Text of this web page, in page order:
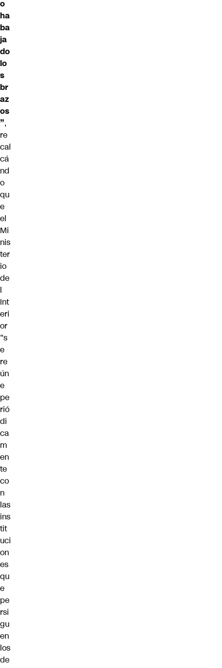
o
ha
ba
ja
do
lo
s
br
az
os
”,
re
cal
cá
nd
o
qu
e
el
Mi
nis
ter
io
de
l
Int
eri
or
“s
e
re
ún
e
pe
rió
di
ca
m
en
te
co
n
las
ins
tit
uci
on
es
qu
e
pe
rsi
gu
en
los
de